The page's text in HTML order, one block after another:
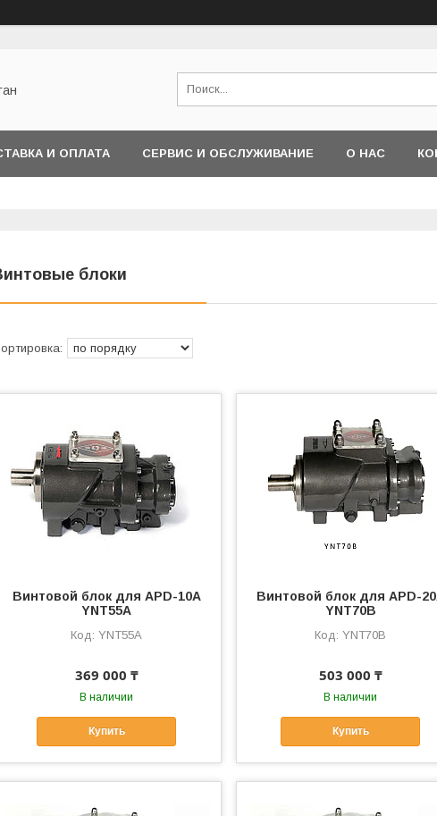
И ОПЛАТА СЕРВИС И ОБСЛУЖИВАНИЕ О НАС
блоки
Винтовой блок для APD-10A
YNT55A
YNT55A
369 000 ₸
В наличии
Купить
Винтовой блок для APD-
YNT70B
YNT70B
503 000 ₸
В наличии
Купить